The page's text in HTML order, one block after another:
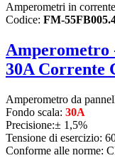
Amperometri in
Codice: FM-
Amperometro
30A Corrente
Amperometro da
Fondo scala: 30A
Precisione:± 1,5%
Tensione di esercizio:
Conforme alle norme: